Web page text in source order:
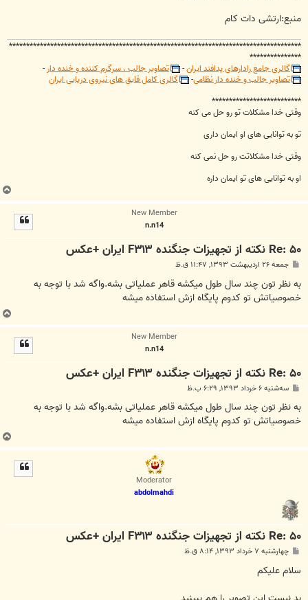
منبع:ارتشی دات کام
*************************************************************************************
***************
گالری جامع رادارهای پدافند ایران- تصاویر جالب ، سرگرم کننده و خنده دار-
تصاویر جالب و خنده دار نظامی-
گالری کامل قایق های نیروی دریایی ایران
**************************
وقتی خدا مشکلات تو رو حل می کنه
تو به توانایی های او ایمان داری
وقتی خدا مشکلاتت رو حل نمی کنه
او به توانایی های تو ایمان داره
ب
ا
New Member
n.n14
Re: ۵۰ نکته از تجهیزات جنگنده F۳۱۳ ایران +عکس
پ
ت
جمعه ۲۶ اردیبهشت ۱۳۹۳, ۱۱:۴۷ ق.ظ
به نظر تون چند سال طول میکشه قاهر عملیاتی بشه.واگه شد با توجه به
خصوصیاتش تو کدوم پایگاه ازش استفاده میشه
ب
ا
New Member
n.n14
Re: ۵۰ نکته از تجهیزات جنگنده F۳۱۳ ایران +عکس
پ
ت
سه‌شنبه ۶ خرداد ۱۳۹۳, ۶:۲۹ ب.ظ
به نظر تون چند سال طول میکشه قاهر عملیاتی بشه.واگه شد با توجه به
خصوصیاتش تو کدوم پایگاه ازش استفاده میشه
ب
ا
Moderator
abdolmahdi
Re: ۵۰ نکته از تجهیزات جنگنده F۳۱۳ ایران +عکس
پ
ت
چهارشنبه ۷ خرداد ۱۳۹۳, ۸:۱۴ ق.ظ
سلام عليكم